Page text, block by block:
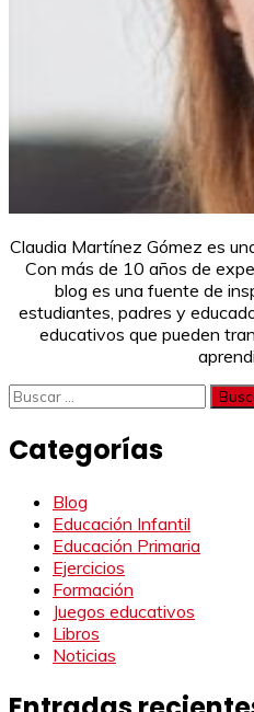
Claudia Martínez Gómez es
Con más de 10 años de
blog es una fuente de
estudiantes, padres y
educativos que pueden
Buscar:
Categorías
Blog
Educación Infantil
Educación Primaria
Ejercicios
Formación
Juegos educativos
Libros
Noticias